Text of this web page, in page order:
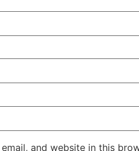
email, and website in this